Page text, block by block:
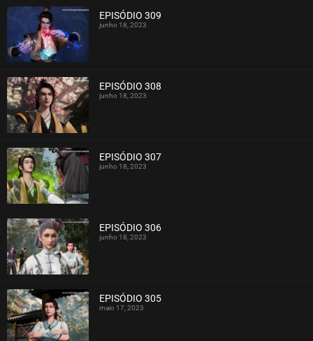
EPISÓDIO 309
junho 18, 2023
EPISÓDIO 308
junho 18, 2023
EPISÓDIO 307
junho 18, 2023
EPISÓDIO 306
junho 18, 2023
EPISÓDIO 305
maio 17, 2023